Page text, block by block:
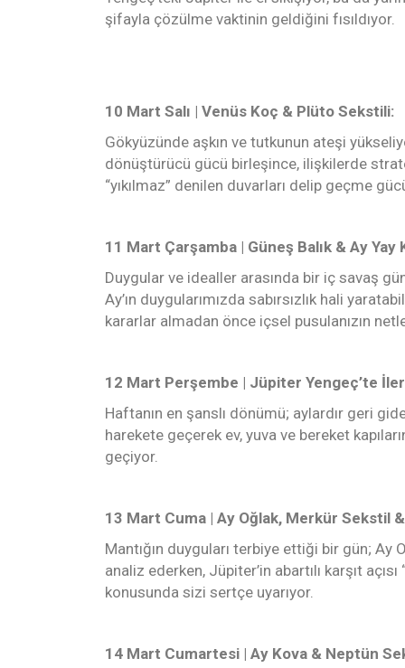
şifayla çözülme vaktinin geldiğini fısıldıyor.
10 Mart Salı | Venüs Koç & Plüto Sekstili:
Gökyüzünde aşkın ve tutkunun ateşi
dönüştürücü gücü birleşince, ilişkilerde
“yıkılmaz” denilen duvarları delip geçme
11 Mart Çarşamba | Güneş Balık & Ay Yay
Duygular ve idealler arasında bir iç savaş
Ay’ın duygularımızda sabırsızlık hali
kararlar almadan önce içsel pusulanızın
​12 Mart Perşembe | Jüpiter Yengeç’te
Haftanın en şanslı dönümü; aylardır geri
harekete geçerek ev, yuva ve bereket
geçiyor.
​13 Mart Cuma | Ay Oğlak, Merkür Sekstil
Mantığın duyguları terbiye ettiği bir gün; Ay
analiz ederken, Jüpiter’in abartılı karşıt
konusunda sizi sertçe uyarıyor.
​14 Mart Cumartesi | Ay Kova & Neptün